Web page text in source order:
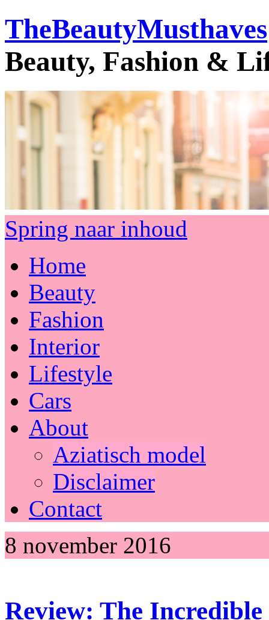
TheBeautyMusthaves
Beauty, Fashion &
Spring naar inhoud
Home
Beauty
Fashion
Interior
Lifestyle
Cars
About
Aziatisch model
Disclaimer
Contact
8 november 2016
Review: The Incredible